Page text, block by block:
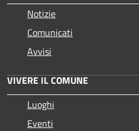
Notizie
Comunicati
Avvisi
VIVERE IL COMUNE
Luoghi
Eventi